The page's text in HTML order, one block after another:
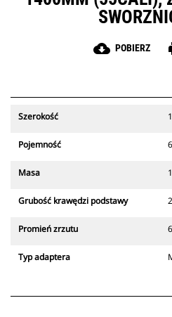
cloud_download POBIERZ
Szerokość
Pojemność
Masa
Grubość krawędzi podstawy
Promień zrzutu
Typ adaptera